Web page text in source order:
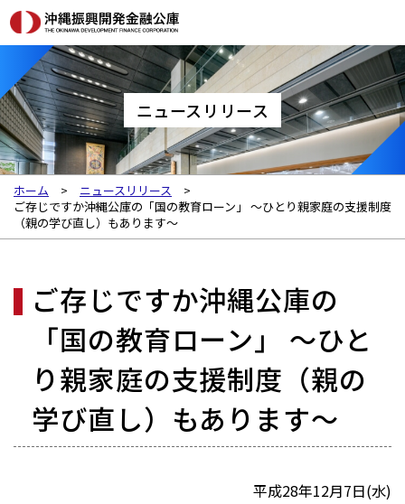
ニュースリリース
ホーム
ニュースリリース
ご存じですか沖縄公庫の「国の教育ローン」 ～ひとり親家庭の支援制度
（親の学び直し）もあります～
ご存じですか沖縄公庫の
「国の教育ローン」 ～ひと
り親家庭の支援制度（親の
学び直し）もあります～
平成28年12月7日(水)